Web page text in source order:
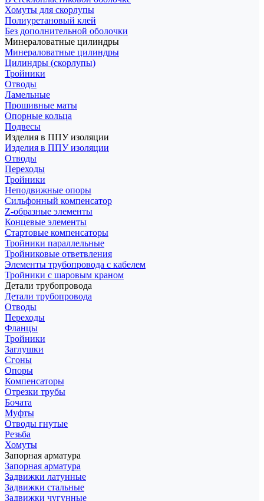
Хомуты для скорлупы
Полиуретановый клей
Без дополнительной оболочки
Минераловатные цилиндры
Минераловатные цилиндры
Цилиндры (скорлупы)
Тройники
Отводы
Ламельные
Прошивные маты
Опорные кольца
Подвесы
Изделия в ППУ изоляции
Изделия в ППУ изоляции
Отводы
Переходы
Тройники
Неподвижные опоры
Cильфонный компенсатор
Z-образные элементы
Концевые элементы
Стартовые компенсаторы
Тройники параллельные
Тройниковые ответвления
Элементы трубопровода с кабелем
Тройники с шаровым краном
Детали трубопровода
Детали трубопровода
Отводы
Переходы
Фланцы
Тройники
Заглушки
Сгоны
Опоры
Компенсаторы
Отрезки трубы
Бочата
Муфты
Отводы гнутые
Резьба
Хомуты
Запорная арматура
Запорная арматура
Задвижки латунные
Задвижки стальные
Задвижки чугунные